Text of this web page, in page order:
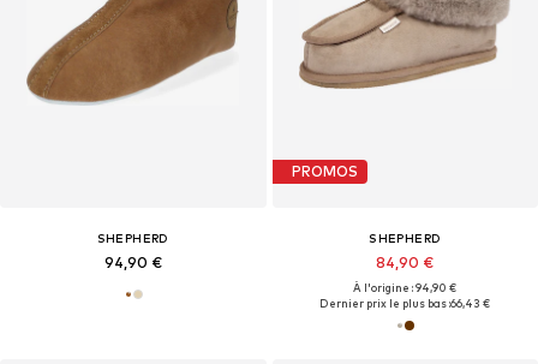
SHEPHERD
94,90 €
PROMOS
SHEPHERD
84,90 €
À l'origine : 94,90 €
Dernier prix le plus bas :66,43 €